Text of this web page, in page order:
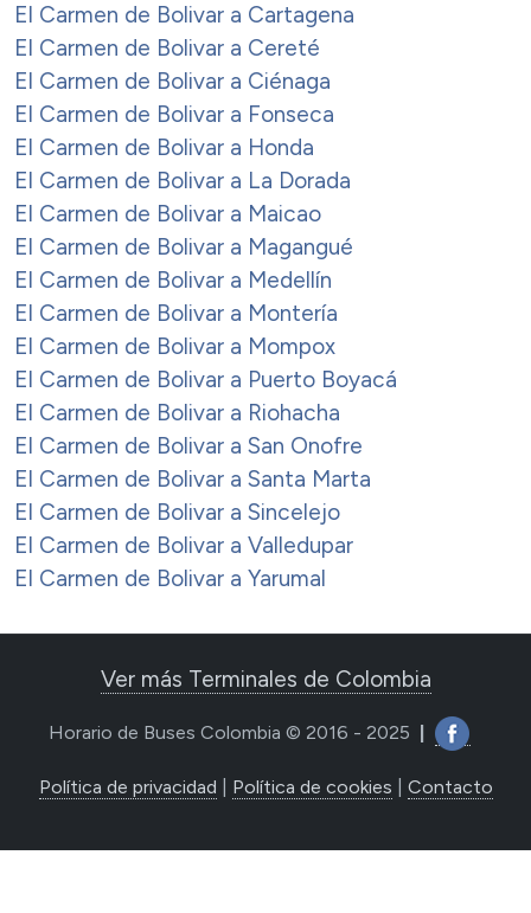
El Carmen de Bolivar a Cartagena
El Carmen de Bolivar a Cereté
El Carmen de Bolivar a Ciénaga
El Carmen de Bolivar a Fonseca
El Carmen de Bolivar a Honda
El Carmen de Bolivar a La Dorada
El Carmen de Bolivar a Maicao
El Carmen de Bolivar a Magangué
El Carmen de Bolivar a Medellín
El Carmen de Bolivar a Montería
El Carmen de Bolivar a Mompox
El Carmen de Bolivar a Puerto Boyacá
El Carmen de Bolivar a Riohacha
El Carmen de Bolivar a San Onofre
El Carmen de Bolivar a Santa Marta
El Carmen de Bolivar a Sincelejo
El Carmen de Bolivar a Valledupar
El Carmen de Bolivar a Yarumal
Ver más Terminales de Colombia
Horario de Buses Colombia © 2016 - 2025
Política de privacidad Política de cookies Contacto